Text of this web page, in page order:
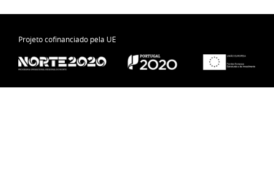
Projeto cofinanciado pela UE